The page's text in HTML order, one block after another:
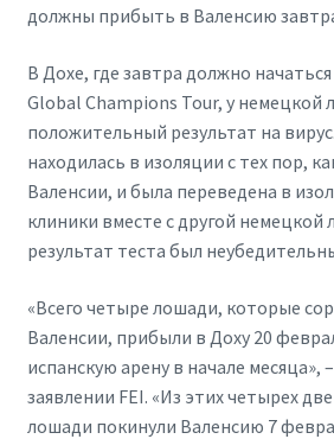
должны прибыть в Валенсию
В Дохе, где завтра должно
Global Champions Tour, у немецкой
положительный результат на
находилась в изоляции с тех пор,
Валенсии, и была переведена в
клиники вместе с другой
результат теста был
«Всего четыре лошади, которые
Валенсии, прибыли в Доху 20
испанскую арену в начале месяца»,
заявлении FEI. «Из этих четырех
лошади покинули Валенсию 7